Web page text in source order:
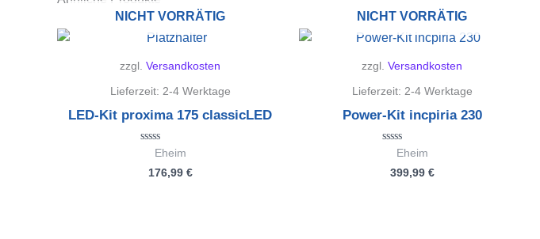
NICHT VORRÄTIG
zzgl. Versandkosten
Lieferzeit: 2-4 Werktage
LED-Kit proxima 175 classicLED
Bewertet
Eheim
176,99 €
NICHT VORRÄTIG
zzgl. Versandkosten
Lieferzeit: 2-4 Werktage
Power-Kit incpiria 230
Bewertet
Eheim
399,99 €